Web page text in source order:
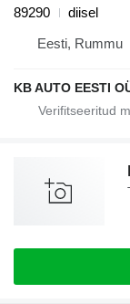
89290
diisel
Eesti, Rummu
KB AUTO EESTI